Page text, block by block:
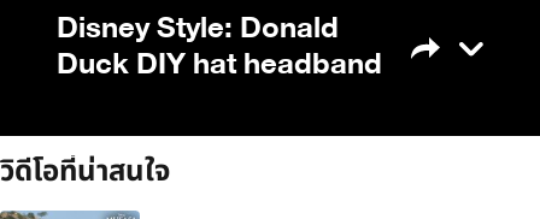
Disney Style: Donald
Duck DIY hat headband
วิดีโอที่น่าสนใจ